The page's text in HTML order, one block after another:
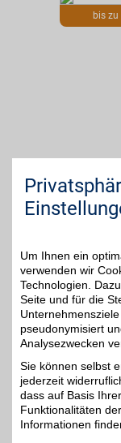
bis zu
4%
BAUR
4%
BAUR
Um Ihnen ein
verwenden wir
Technologien.
Seite und für die
pseudonymisiert
Analysezwecken
Sie können selbst
jederzeit
dass auf Basis
Funktionalitäten
Informationen